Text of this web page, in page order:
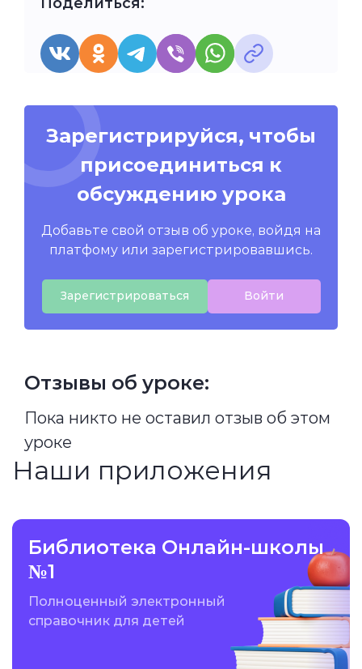
Зарегистрируйся, чтобы
присоединиться к
обсуждению урока
Добавьте свой отзыв об уроке, войдя на
платфому или зарегистрировавшись.
Зарегистрироваться Войти
Отзывы об уроке:
Пока никто не оставил отзыв об этом
уроке
Наши приложения
Библиотека Онлайн-школы
№1
Полноценный электронный
справочник для детей